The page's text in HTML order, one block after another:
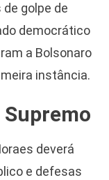
golpe de
democrático
a Bolsonaro
instância.
deverá
e defesas